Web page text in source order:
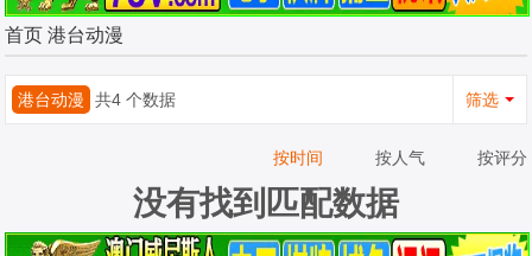
首页 港台动漫
港台动漫 共4 个数据 筛选
按时间 按人气 按评分
没有找到匹配数据